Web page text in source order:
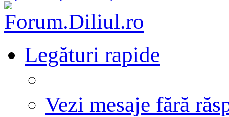
Legături rapide
Vezi mesaje fără